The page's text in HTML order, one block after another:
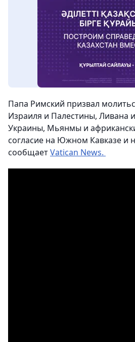
Папа Римский призвал
Израиля и Палестины, Ливана
Украины, Мьянмы и
согласие на Южном Кавказе и
сообщаетVatican News.